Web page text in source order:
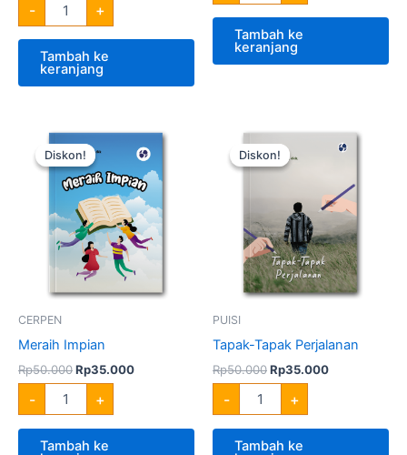
- +
Tambah ke
keranjang
Tambah ke
keranjang
Diskon!
Diskon!
CERPEN
Meraih Impian
Rp50.000
Harga
aslinya
adalah:
Rp50.000.
Rp35.000
Harga
saat
ini
adalah:
Rp35.000.
-
Kuantitas
Meraih
Impian
+
Tambah ke
Diskon!
Diskon!
PUISI
Tapak-Tapak Perjalanan
Rp50.000
Harga
aslinya
adalah:
Rp35.000
Harga
saat
Rp35.000.
-
Kuantitas
Tapak-
Tapak
+
Tambah ke